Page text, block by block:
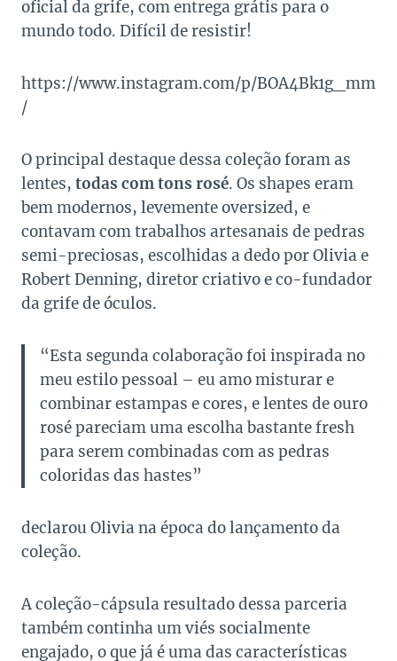
oficial da grife, com entrega grátis para o
mundo todo. Difícil de resistir!
https://www.instagram.com/p/BOA4Bk1g_mm
/
O principal destaque dessa coleção foram as
lentes, todas com tons rosé. Os shapes eram
bem modernos, levemente oversized, e
contavam com trabalhos artesanais de pedras
semi-preciosas, escolhidas a dedo por Olivia e
Robert Denning, diretor criativo e co-fundador
da grife de óculos.
“Esta segunda colaboração foi inspirada no
meu estilo pessoal – eu amo misturar e
combinar estampas e cores, e lentes de ouro
rosé pareciam uma escolha bastante fresh
para serem combinadas com as pedras
coloridas das hastes”
declarou Olivia na época do lançamento da
coleção.
A coleção-cápsula resultado dessa parceria
também continha um viés socialmente
engajado, o que já é uma das características